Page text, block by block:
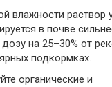
влажности раствор
в почве
на 25–30% от
подкормках.
органические и